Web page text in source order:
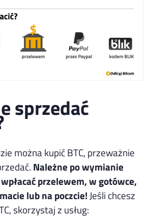
sprzedać
można kupić BTC, przeważnie
Należne po wymianie
przelewem, w gotówce,
lub na poczcie!Jeśli chcesz
skorzystaj z usług: